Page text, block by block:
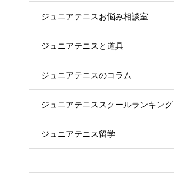
ジュニアテニスお悩み相談室
ジュニアテニスと道具
ジュニアテニスのコラム
ジュニアテニススクールランキング
ジュニアテニス留学